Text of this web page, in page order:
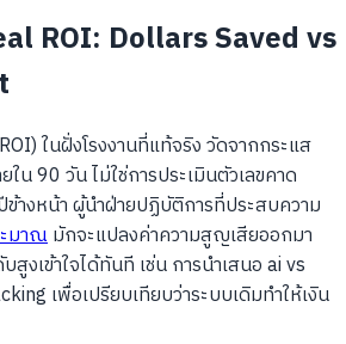
ROI: Dollars Saved vs
ในฝั่งโรงงานที่แท้จริง วัดจากกระแส
น 90 วัน ไม่ใช่การประเมินตัวเลขคาด
างหน้า ผู้นำฝ่ายปฏิบัติการที่ประสบความ
มาณมักจะแปลงค่าความสูญเสียออกมา
สูงเข้าใจได้ทันที เช่น การนำเสนอ ai vs
เพื่อเปรียบเทียบว่าระบบเดิมทำให้เงิน